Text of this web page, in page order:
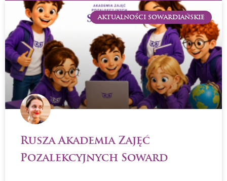
AKTUALNOŚCI SOWARDIAŃSKIE
Rusza Akademia Zajęć
Pozalekcyjnych Soward